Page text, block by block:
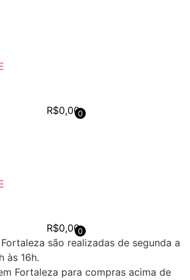
R$0,000
R$0,000
são realizadas de segunda a
11h às 16h.
Fortaleza para compras acima de